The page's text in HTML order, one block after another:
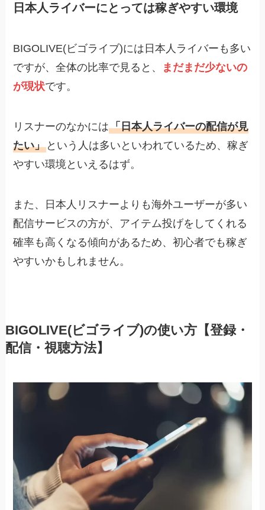
日本人ライバーにとっては稼ぎやすい環境
BIGOLIVE(ビゴライブ)には日本人ライバーも多い
ですが、全体の比率で見ると、
まだまだ少ないの
が現状です。
リスナーのなかには「日本人ライバーの配信が見
たい」 という人は多いといわれているため、稼ぎ
やすい環境といえるはず。
また、日本人リスナーよりも海外ユーザーが多い
配信サービスの方が、アイテム投げをしてくれる
確率も高くなる傾向があるため、初心者でも稼ぎ
やすいかもしれません。
BIGOLIVE(ビゴライブ)の使い方【登録・
配信・視聴方法】